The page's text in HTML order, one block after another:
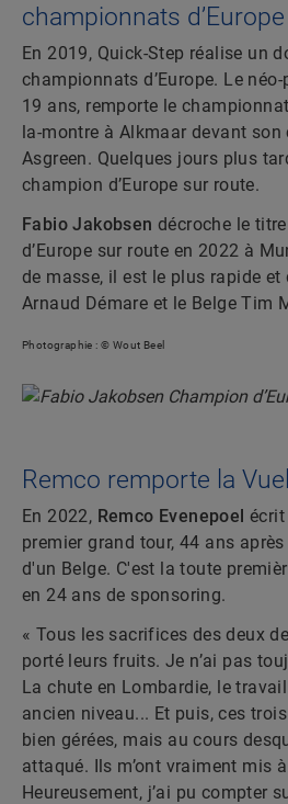
championnats d’Europe
En 2019, Quick-Step réalise un
championnats d’Europe. Le néo-
19 ans, remporte le
la-montre à Alkmaar devant son
Asgreen. Quelques jours plus
champion d’Europe sur route.
Fabio Jakobsen décroche le
d’Europe sur route en 2022 à
de masse, il est le plus rapide et
Arnaud Démare et le Belge Tim
Photographie : © Wout Beel
Remco remporte la
En 2022, Remco Evenepoel écrit
premier grand tour, 44 ans
d'un Belge. C'est la toute
en 24 ans de sponsoring.
« Tous les sacrifices des deux
porté leurs fruits. Je n’ai pas
La chute en Lombardie, le
ancien niveau... Et puis, ces
bien gérées, mais au cours
attaqué. Ils m’ont vraiment mis
Heureusement, j’ai pu compter